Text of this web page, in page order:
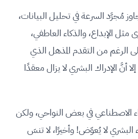
مُجرَّد السرعة في تحليل البيانات،
الإبداع، والذكاء العاطفي،
الرغم من التقدم المذهل الذي
أنَّ الإدراك البشري لا يزال معقدًا
الاصطناعي في بعض النواحي، ولكن
البشري لا يُعوّض! وأخيرًا، لا تنسَ